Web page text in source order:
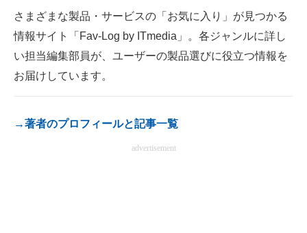
エレクトロニクス専門サイト
電子設計の基本と応用
建設×テクノロジーの最前線
ちょっと気になるネットの話題
さまざまな製品・サービスの「お気に入り」が見つかる
情報サイト「Fav-Log by ITmedia」。各ジャンルに詳し
い担当編集部員が、ユーザーの製品選びに役立つ情報を
お届けしています。
→著者のプロフィールと記事一覧
advertisement